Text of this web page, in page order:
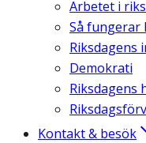
Arbetet i
Så fungerar
Riksdagens
Demokrati
Riksdagens
Kontakt & besök